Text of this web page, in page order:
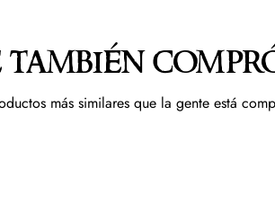
también
más similares que la gente está